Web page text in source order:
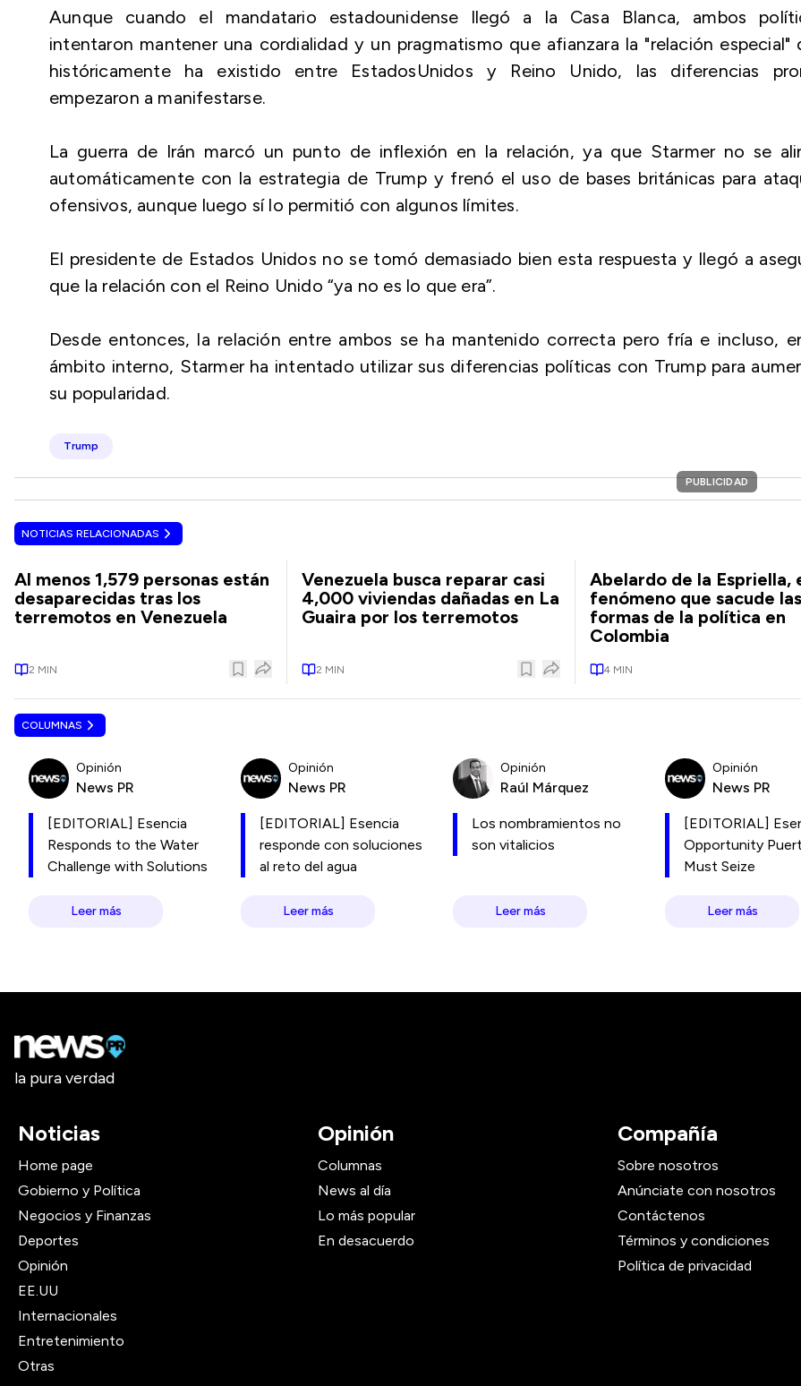
Aunque cuando el mandatario estadounidense llegó a la Casa Blanca, ambos
intentaron mantener una cordialidad y un pragmatismo que afianzara la "relación especial"
históricamente ha existido entre EstadosUnidos y Reino Unido, las diferencias
empezaron a manifestarse.
La guerra de Irán marcó un punto de inflexión en la relación, ya que Starmer no se
automáticamente con la estrategia de Trump y frenó el uso de bases británicas para
ofensivos, aunque luego sí lo permitió con algunos límites.
El presidente de Estados Unidos no se tomó demasiado bien esta respuesta y llegó a
que la relación con el Reino Unido “ya no es lo que era”.
Desde entonces, la relación entre ambos se ha mantenido correcta pero fría e incluso,
ámbito interno, Starmer ha intentado utilizar sus diferencias políticas con Trump para
su popularidad.
Trump
PUBLICIDAD
NOTICIAS RELACIONADAS
Al menos 1,579 personas están
desaparecidas tras los
terremotos en Venezuela
2 MIN
Venezuela busca reparar casi
4,000 viviendas dañadas en La
Guaira por los terremotos
2 MIN
Abelardo de la Espriella,
fenómeno que sacude las
formas de la política en
Colombia
4MIN
COLUMNAS
Opinión
News PR
[EDITORIAL] Esencia
Responds to the Water
Challenge with Solutions
Leer más
Opinión
News PR
[EDITORIAL] Esencia
responde con soluciones
al reto del agua
Leer más
Opinión
Raúl Márquez
Los nombramientos no
son vitalicios
Leer más
Opinión
News PR
[EDITORIAL]
Opportunity
Must Seize
Leer más
la pura verdad
Noticias
Home page
Gobierno y Política
Negocios y Finanzas
Deportes
Opinión
EE.UU
Internacionales
Entretenimiento
Otras
Opinión
Columnas
News al día
Lo más popular
En desacuerdo
Compañía
Sobre nosotros
Anúnciate con nosotros
Contáctenos
Términos y condiciones
Política de privacidad